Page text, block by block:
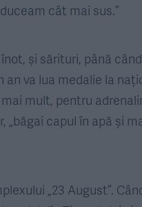
cât mai sus.”
și sărituri, până
va lua medalie la
mult, pentru
capul în apă și
„23 August”.